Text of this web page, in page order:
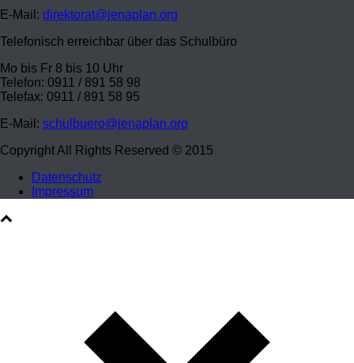
E-Mail: direktorat@jenaplan.org
Telefonisch erreichbar über das Schulbüro
Mo bis Fr 8 bis 10 Uhr
Telefon: 0911 / 891 58 98
Telefax: 0911 / 891 58 95
E-Mail: schulbuero@jenaplan.org
Copyright All Rights Reserved © 2015
Datenschutz
Impressum